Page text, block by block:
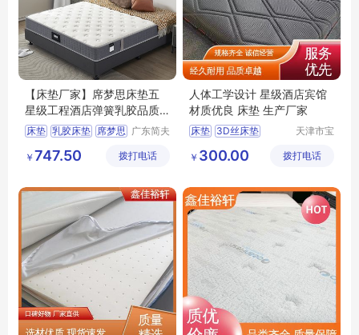
【床垫厂家】席梦思床垫五
星级工程酒店弹簧乳胶品质
好
床垫 乳胶床垫 席梦思 广东简夫
限公司
￥ 747.50 拨打电话
人体工学设计 星级酒店宾馆
材质优良 床垫 生产厂家
床垫 3D丝床垫
天津床垫 乳胶棉床垫
天津市宝
裕轩床垫
￥ 300.00 拨打电话